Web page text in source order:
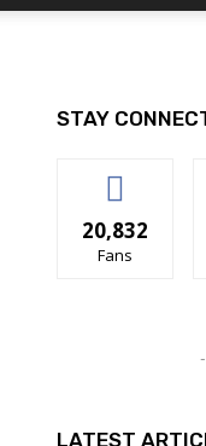
STAY
20,832
Fans
LATEST